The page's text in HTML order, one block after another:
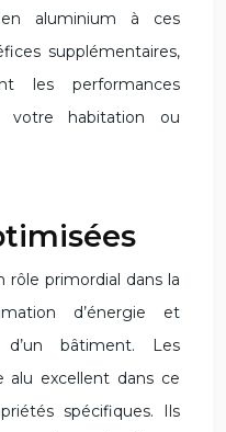
en aluminium à ces
supplémentaires,
les performances
votre habitation ou
rôle primordial dans la
d’énergie et
d’un bâtiment. Les
alu excellent dans ce
spécifiques. Ils